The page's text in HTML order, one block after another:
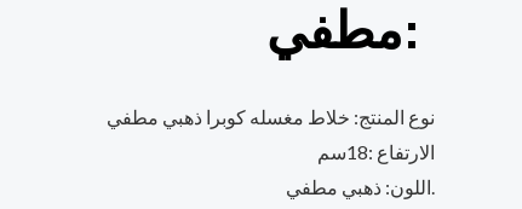
مطفي:
نوع المنتج: خلاط مغسله كوبرا ذهبي مطفي
الارتفاع :18سم
اللون: ذهبي مطفي.